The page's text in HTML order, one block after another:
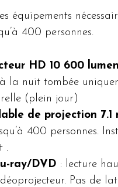
équipements
400 personnes.
HD 10 600
la nuit tombée
(plein jour)
de projection 7.1
400 personnes.
.
ray/DVD : lecture
Pas de